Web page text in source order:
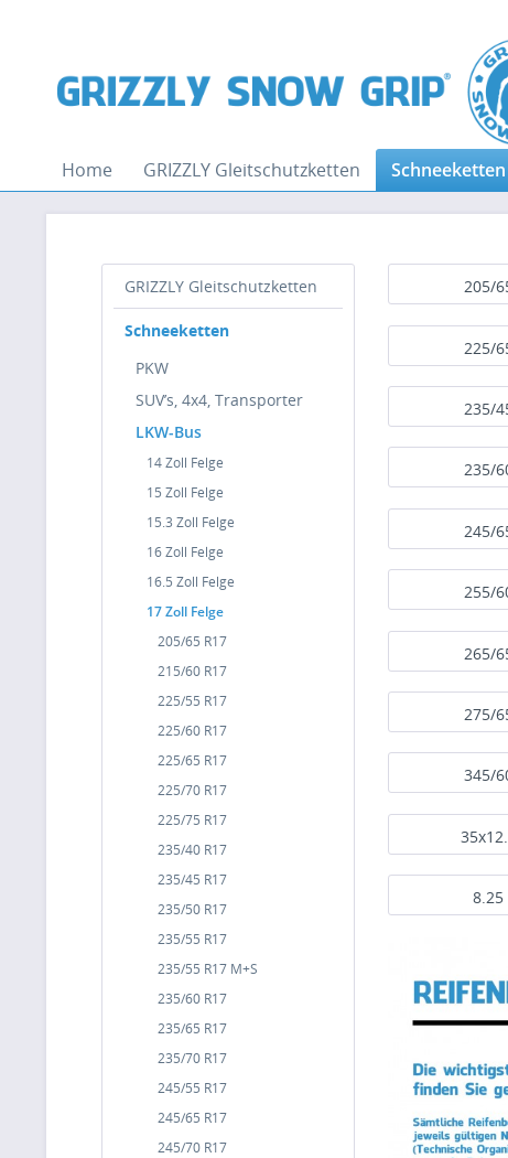
Home GRIZZLY Gleitschutzketten Schneeketten
GRIZZLY Gleitschutzketten
Schneeketten
PKW
SUV’s, 4x4, Transporter
LKW-Bus
14 Zoll Felge
15 Zoll Felge
15.3 Zoll Felge
16 Zoll Felge
16.5 Zoll Felge
17 Zoll Felge
205/65 R17
215/60 R17
225/55 R17
225/60 R17
225/65 R17
225/70 R17
225/75 R17
235/40 R17
235/45 R17
235/50 R17
235/55 R17
235/55 R17 M+S
235/60 R17
235/65 R17
235/70 R17
245/55 R17
245/65 R17
245/70 R17
205/
225/
235/
235/
245/
255/
265/
275/
345/
8.25